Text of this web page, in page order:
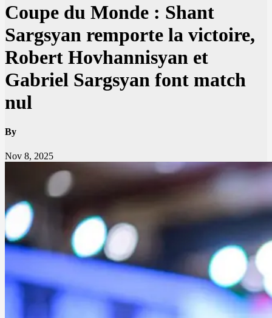
Coupe du Monde : Shant
Sargsyan remporte la victoire,
Robert Hovhannisyan et
Gabriel Sargsyan font match
nul
By
Nov 8, 2025